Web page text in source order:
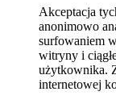
Akceptacja
anonimowo
surfowaniem
witryny i
użytkownika.
internetowej